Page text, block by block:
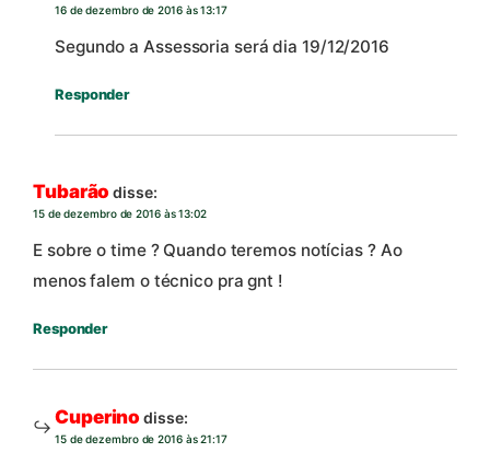
16 de dezembro de 2016 às 13:17
Segundo a Assessoria será dia 19/12/2016
Responder
Tubarão disse:
15 de dezembro de 2016 às 13:02
E sobre o time ? Quando teremos notícias ? Ao
menos falem o técnico pra gnt !
Responder
Cuperino disse:
15 de dezembro de 2016 às 21:17